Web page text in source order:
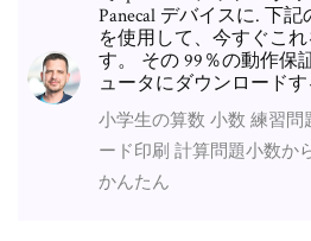
Panecal デバイスに. 下
を使用して、今すぐこ
す。 その 99％の動作保
ュータにダウンロードす
小学生の算数 小数 練習問
ード印刷 計算問題小数か
かんたん